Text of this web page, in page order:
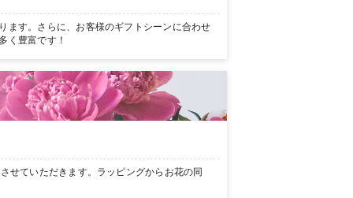
ます。さらに、お客様のギフトシーンに合わせ
く豊富です！
せていただきます。ラッピングからお花の同